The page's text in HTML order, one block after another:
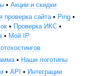
• Акции и скидки
проверка сайта• Ping•
• Проверка ИКС •
• Мой IP
• Наши логотипы
• API • Интеграции